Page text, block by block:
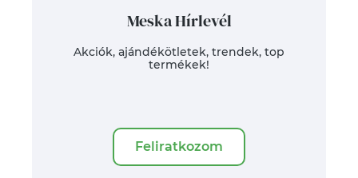
Meska Hírlevél
Akciók, ajándékötletek, trendek, top
termékek!
Feliratkozom